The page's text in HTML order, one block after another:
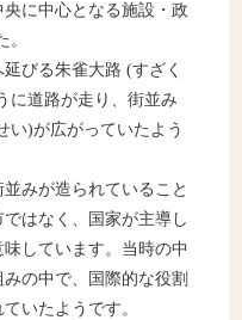
に中心となる施設・政
びる朱雀大路 (すざく
に道路が走り、街並み
い)が広がっていたよう
みが造られていること
はなく、国家が主導し
しています。当時の中
の中で、国際的な役割
いたようです。